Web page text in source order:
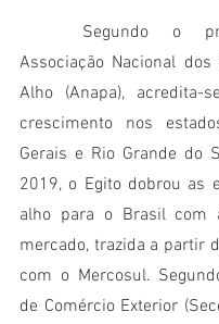
Associação Nacional dos
Alho (Anapa), acredita-
crescimento nos
Gerais e Rio Grande do
2019, o Egito dobrou as
alho para o Brasil com
mercado, trazida a partir
com o Mercosul.
de Comércio Exterior